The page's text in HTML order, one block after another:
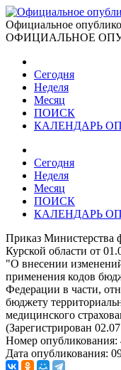
Официальное
ОФИЦИАЛЬНОЕ
Сегодня
Неделя
Месяц
ПОИСК
КАЛЕНДАРЬ
Сегодня
Неделя
Месяц
ПОИСК
КАЛЕНДАРЬ
Приказ Министерства
Курской области от
"О внесении
применения кодов
Федерации в части,
бюджету
медицинского
(Зарегистрирован
Номер опубликования:
Дата опубликования: